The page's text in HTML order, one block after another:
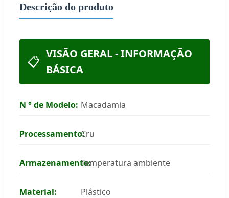
Descrição do produto
📋 VISÃO GERAL - INFORMAÇÃO
BÁSICA
N ° de Modelo: Macadamia
Processamento:Cru
Armazenamento:Temperatura ambiente
Material: Plástico